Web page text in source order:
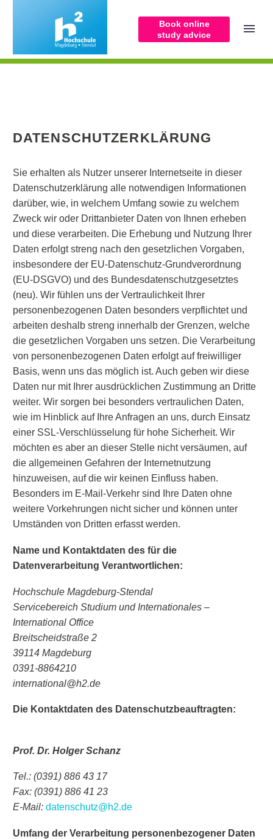
Book online
study advice
DATENSCHUTZERKLÄRUNG
Sie erhalten als Nutzer unserer Internetseite in dieser
Datenschutzerklärung alle notwendigen Informationen
darüber, wie, in welchem Umfang sowie zu welchem
Zweck wir oder Drittanbieter Daten von Ihnen erheben
und diese verarbeiten. Die Erhebung und Nutzung Ihrer
Daten erfolgt streng nach den gesetzlichen Vorgaben,
insbesondere der EU-Datenschutz-Grundverordnung
(EU-DSGVO) und des Bundesdatenschutzgesetztes
(neu). Wir fühlen uns der Vertraulichkeit Ihrer
personenbezogenen Daten besonders verpflichtet und
arbeiten deshalb streng innerhalb der Grenzen, welche
die gesetzlichen Vorgaben uns setzen. Die Verarbeitung
von personenbezogenen Daten erfolgt auf freiwilliger
Basis, wenn uns das möglich ist. Auch geben wir diese
Daten nur mit Ihrer ausdrücklichen Zustimmung an Dritte
weiter. Wir sorgen bei besonders vertraulichen Daten,
wie im Hinblick auf Ihre Anfragen an uns, durch Einsatz
einer SSL-Verschlüsselung für hohe Sicherheit. Wir
möchten es aber an dieser Stelle nicht versäumen, auf
die allgemeinen Gefahren der Internetnutzung
hinzuweisen, auf die wir keinen Einfluss haben.
Besonders im E-Mail-Verkehr sind Ihre Daten ohne
weitere Vorkehrungen nicht sicher und können unter
Umständen von Dritten erfasst werden.
Name und Kontaktdaten des für die
Datenverarbeitung Verantwortlichen:
Hochschule Magdeburg-Stendal
Servicebereich Studium und Internationales –
International Office
Breitscheidstraße 2
39114 Magdeburg
0391-8864210
international@h2.de
Die Kontaktdaten des Datenschutzbeauftragten:
Prof. Dr. Holger Schanz
Tel.: (0391) 886 43 17
Fax: (0391) 886 41 23
E-Mail: datenschutz@h2.de
Umfang der Verarbeitung personenbezogener Daten